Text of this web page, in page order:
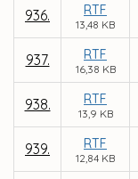
936. RTF
13,48 KB
937. RTF
16,38 KB
938. RTF
13,9 KB
939. RTF
12,84 KB